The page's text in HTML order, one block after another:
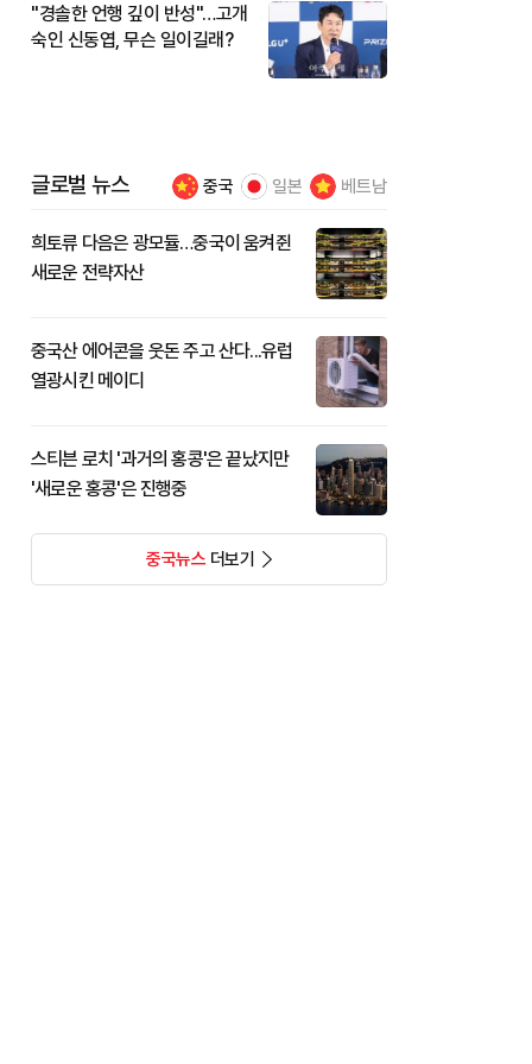
"경솔한 언행 깊이 반성"…고개
숙인 신동엽, 무슨 일이길래?
글로벌 뉴스 중국 일본 베트남
희토류 다음은 광모듈…중국이 움켜쥔
새로운 전략자산
중국산 에어콘을 웃돈 주고 산다...유럽
열광시킨 메이디
스티븐 로치 '과거의 홍콩'은 끝났지만
'새로운 홍콩'은 진행중
중국뉴스더보기